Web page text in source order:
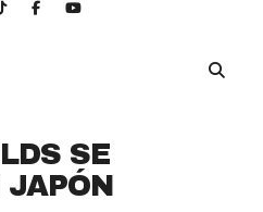
SE
JAPÓN